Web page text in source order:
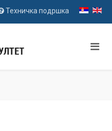
Техничка подршка